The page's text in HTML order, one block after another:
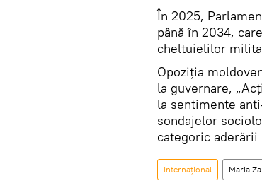
În 2025,
până în 2034,
cheltuielilor
Opoziția
la guvernare,
la sentimente
sondajelor
categoric aderării
Internațional Maria